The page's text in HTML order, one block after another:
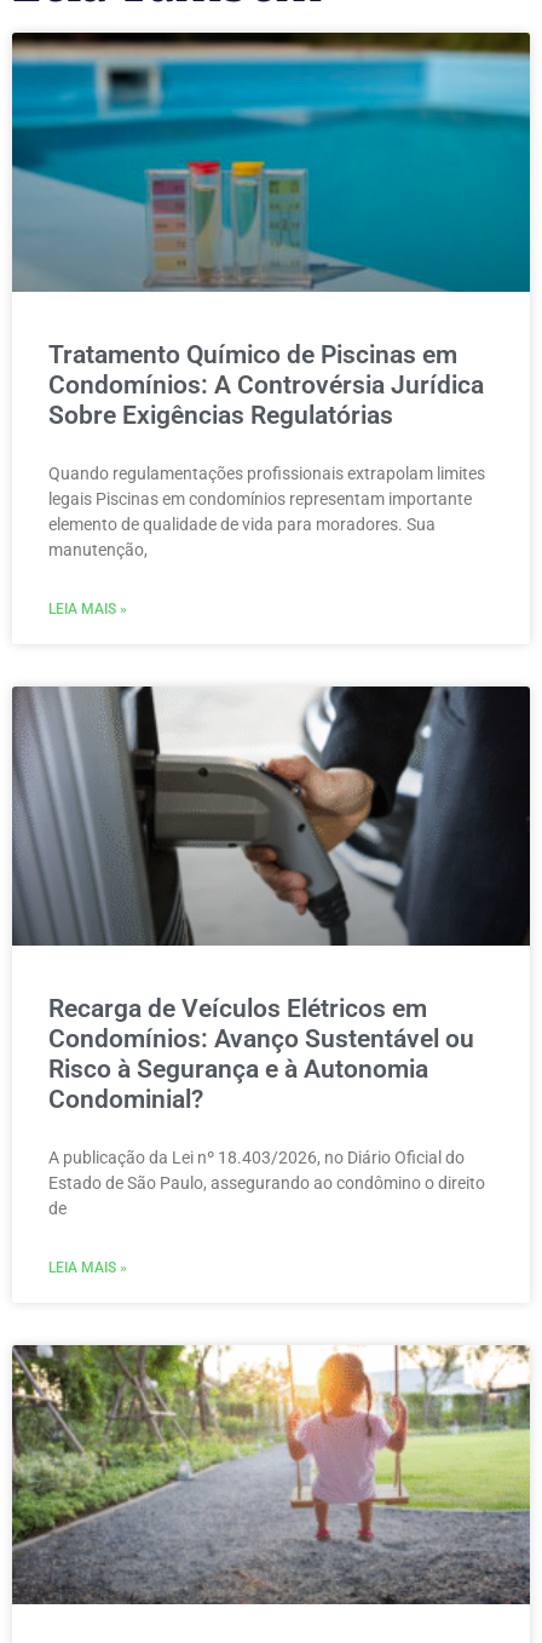
Tratamento Químico de Piscinas em
Condomínios: A Controvérsia Jurídica
Sobre Exigências Regulatórias
Quando regulamentações profissionais extrapolam limites
legais Piscinas em condomínios representam importante
elemento de qualidade de vida para moradores. Sua
manutenção,
LEIA MAIS »
Recarga de Veículos Elétricos em
Condomínios: Avanço Sustentável ou
Risco à Segurança e à Autonomia
Condominial?
A publicação da Lei nº 18.403/2026, no Diário Oficial do
Estado de São Paulo, assegurando ao condômino o direito
de
LEIA MAIS »